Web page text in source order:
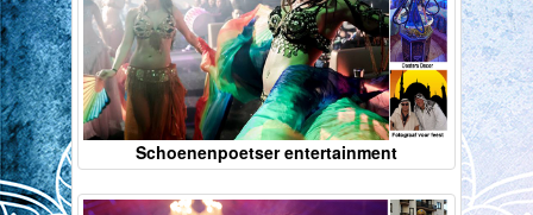
Schoenenpoetser entertainment